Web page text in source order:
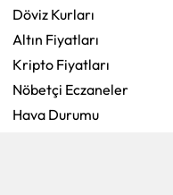
Döviz Kurları
Altın Fiyatları
Kripto Fiyatları
Nöbetçi Eczaneler
Hava Durumu